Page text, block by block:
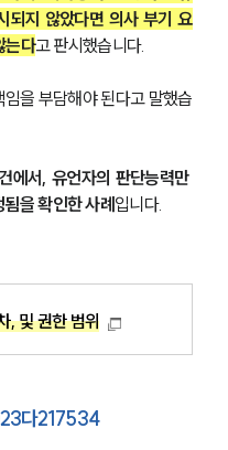
개
변호사
그
예약
예약
되지 않았다면 의사 부기 요
는다고 판시했습니다.
을 부담해야 된다고 말했습
에서, 유언자의 판단능력만
을 확인한 사례입니다.
, 및 권한 범위
다217534